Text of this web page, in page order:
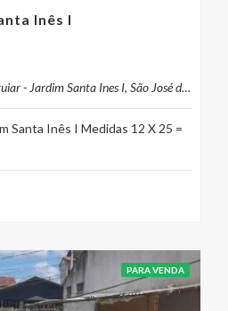
Inês I
Santa Ines I, São José dos Campos - SP, Brasil
Santa Inês I Medidas 12 X 25 =
PARA VENDA